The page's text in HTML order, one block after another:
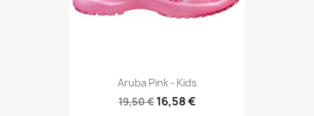
Aruba Pink - Kids
19,50 € 16,58 €